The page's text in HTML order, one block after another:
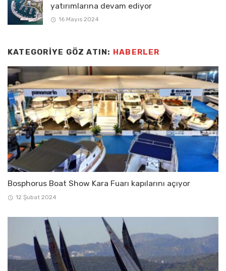
yatırımlarına devam ediyor
16 Mayıs 2024
KATEGORIYE GÖZ ATIN: HABERLER
Bosphorus Boat Show Kara Fuarı kapılarını açıyor
12 Şubat 2024